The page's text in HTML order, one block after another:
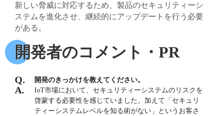
新しい脅威に対応するため、製品のセキュリティーシ
ステムを進化させ、継続的にアップデートを行う必要
がある。
開発者のコメント・PR
開発のきっかけを教えてください。
IoT市場において、セキュリティーシステムのリスクを
啓蒙する必要性を感じていました。加えて「セキュリ
ティーシステムレベルを知る術がない」というお客さ